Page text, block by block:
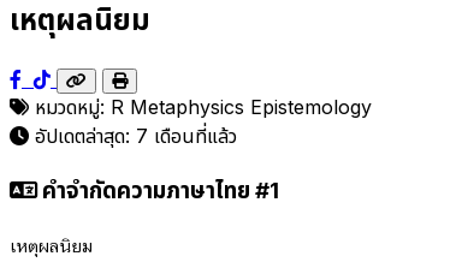
เหตุผลนิยม
หมวดหมู่: R Metaphysics Epistemology
อัปเดตล่าสุด: 7 เดือนที่แล้ว
คำจำกัดความภาษาไทย #1
เหตุผลนิยม